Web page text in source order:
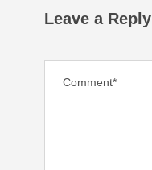
Leave a Reply